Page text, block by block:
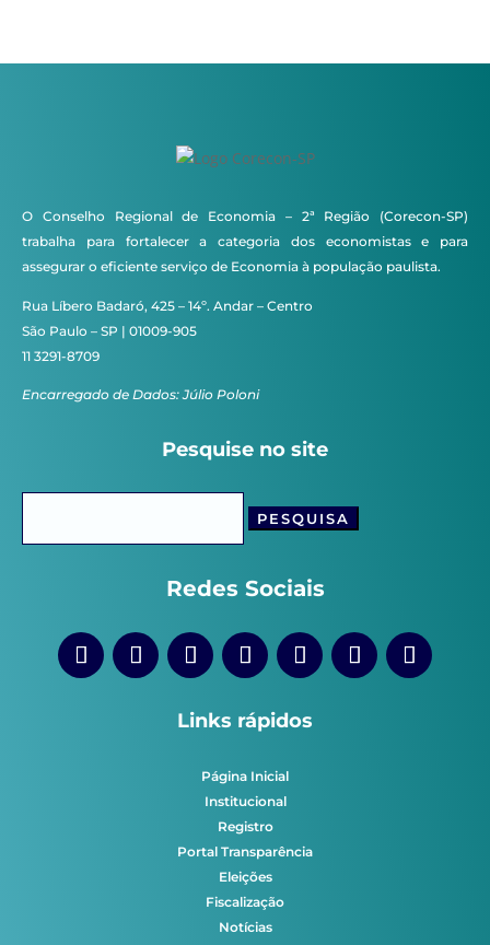
O Conselho Regional de Economia – 2ª Região (Corecon-SP)
trabalha para fortalecer a categoria dos economistas e para
assegurar o eficiente serviço de Economia à população paulista.
Rua Líbero Badaró, 425 – 14º. Andar – Centro
São Paulo – SP | 01009-905
11 3291-8709
Encarregado de Dados: Júlio Poloni
Pesquise no site
Redes Sociais
Links rápidos
Página Inicial
Institucional
Registro
Portal Transparência
Eleições
Fiscalização
Notícias